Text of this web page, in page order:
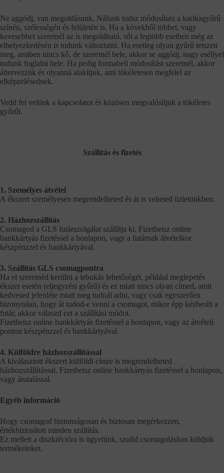
Ne aggódj, van megoldásunk. Nálunk tudsz módosítani a karikagyűrű
színén, szélességén és felületén is. Ha a kövekből többet, vagy
kevesebbet szeretnél az is megoldható, sőt a legtöbb esetben még az
elhelyezkedésén is tudunk változtatni. Ha esetleg olyan gyűrű tetszett
meg, amiben nincs kő, de szeretnél bele, akkor se aggódj, nagy eséllyel
tudunk foglalni bele. Ha pedig formabeli módosítást szeretnél, akkor
áttervezzük és olyanná alakítjuk, ami tökéletesen megfelel az
elképzelésednek.
Vedd fel velünk a kapcsolatot és közösen megvalósítjuk a tökéletes
gyűrűt.
Szállítás és fizetés
1. Személyes átvétel
A ékszert személyesen megrendelheted és át is veheted üzletünkben.
2. Házhozszállítás
Csomagod a GLS futárszolgálat szállítja ki. Fizethetsz online
bankkártyás fizetéssel a honlapon, vagy a futárnak átvételkor
készpénzzel és bankkártyával.
3. Szállítás GLS csomagpontra
Ha el szeretnéd kerülni a lebukás lehetőségét, például meglepetés
ékszer esetén (eljegyzési gyűrű) és ez miatt nincs olyan címed, amit
kedvesed jelenléte miatt meg tudnál adni, vagy csak egyszerűen
bizonytalan, hogy át tudod-e venni a csomagot, mikor épp kézbesíti a
futár, akkor válaszd ezt a szállítási módot.
Fizethetsz online bankkártyás fizetéssel a honlapon, vagy az átvételi
ponton készpénzzel és bankkártyával.
4. Külföldre házhozszállítással
A kiválasztott ékszert külföldi címre is megrendelheted
házhozszállítással. Fizethetsz online bankkártyás fizetéssel a honlapon,
vagy átutalással.
Egyéb információ
Hogy csomagod biztonságosan és biztosan megérkezzen,
értékbiztosított minden szállítás.
Ez mellett a diszkrécióra is ügyelünk, szolid csomagolásban küldjük
termékeinket.